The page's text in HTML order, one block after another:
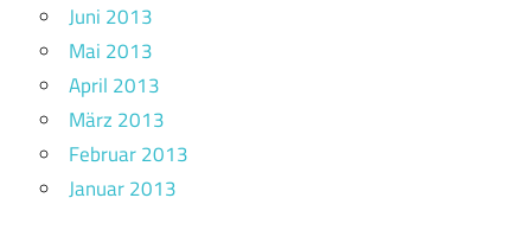
Juni 2013
Mai 2013
April 2013
März 2013
Februar 2013
Januar 2013